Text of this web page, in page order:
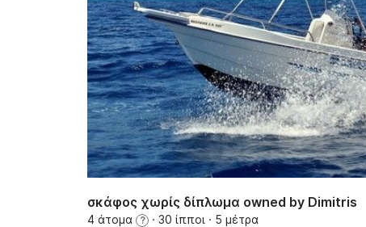
σκάφος χωρίς δίπλωμα owned by Dimitris
4 άτομα ? · 30 ίπποι · 5 μέτρα